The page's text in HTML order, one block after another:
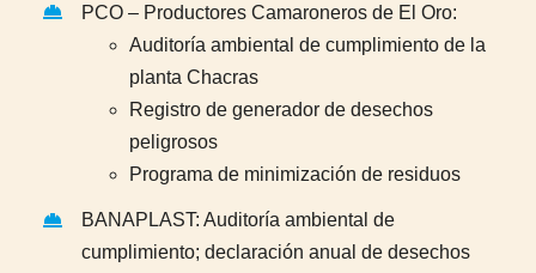
PCO – Productores Camaroneros de El Oro:
Auditoría ambiental de cumplimiento de la
planta Chacras
Registro de generador de desechos
peligrosos
Programa de minimización de residuos
BANAPLAST: Auditoría ambiental de
cumplimiento; declaración anual de desechos